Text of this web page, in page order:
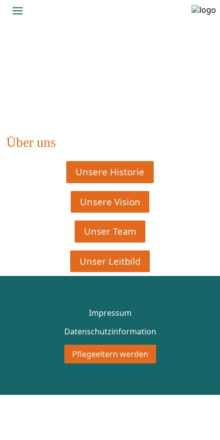
Über uns
Unsere Historie
Unsere Vision
Unser Team
Unser Leitbild
Impressum
Datenschutzinformation
Pflegeeltern werden